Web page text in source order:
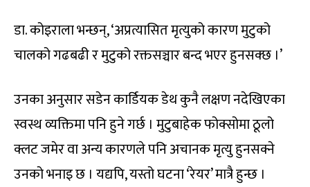
डा. कोइराला भन्छन्, ‘अप्रत्यासित मृत्युको कारण मुटुको
चालको गढबढी र मुटुको रक्तसञ्चार बन्द भएर हुनसक्छ ।’
उनका अनुसार सडेन कार्डियक डेथ कुनै लक्षण नदेखिएका
स्वस्थ व्यक्तिमा पनि हुने गर्छ । मुटुबाहेक फोक्सोमा ठूलो
क्लट जमेर वा अन्य कारणले पनि अचानक मृत्यु हुनसक्ने
उनको भनाइ छ । यद्यपि, यस्तो घटना ‘रेयर’ मात्रै हुन्छ ।